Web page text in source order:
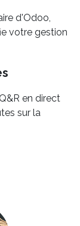
d'Odoo,
votre gestion
en direct
sur la